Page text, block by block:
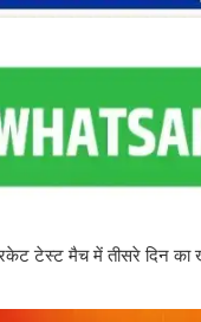
टेस्ट मैच में तीसरे दिन